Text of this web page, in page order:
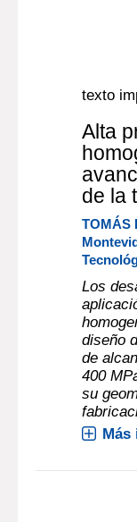
texto
Alta
de la
TOMÁS
Los
diseño
de
400
su
Más